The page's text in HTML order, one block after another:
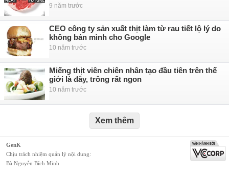
9 năm trước
CEO công ty sản xuất thịt làm từ rau tiết lộ lý do
không bán mình cho Google
10 năm trước
Miếng thịt viên chiên nhân tạo đầu tiên trên thế
giới là đây, trông rất ngon
10 năm trước
Xem thêm
GenK
Chịu trách nhiệm quản lý nội dung:
Bà Nguyễn Bích Minh